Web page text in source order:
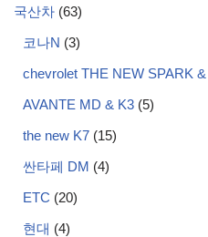
국산차 (63)
코나N (3)
chevrolet THE NEW SPARK
AVANTE MD & K3 (5)
the new K7 (15)
싼타페 DM (4)
ETC (20)
현대 (4)